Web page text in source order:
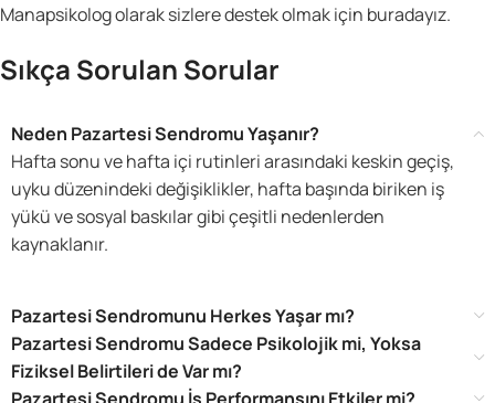
Manapsikolog olarak sizlere destek olmak için buradayız.
Sıkça Sorulan Sorular
Neden Pazartesi Sendromu Yaşanır?
Hafta sonu ve hafta içi rutinleri arasındaki keskin geçiş,
uyku düzenindeki değişiklikler, hafta başında biriken iş
yükü ve sosyal baskılar gibi çeşitli nedenlerden
kaynaklanır.
Pazartesi Sendromunu Herkes Yaşar mı?
Pazartesi Sendromu Sadece Psikolojik mi, Yoksa
Fiziksel Belirtileri de Var mı?
Pazartesi Sendromu İş Performansını Etkiler mi?